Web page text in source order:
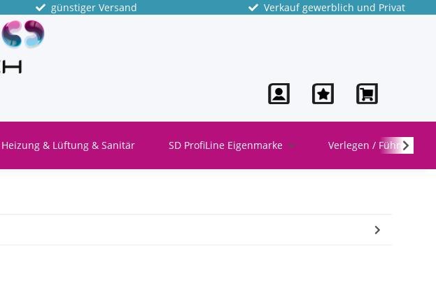
günstiger Versand Verkauf gewerblich und Privat
Heizung & Lüftung & Sanitär SD ProfiLine Eigenmarke Verlegen / Führen